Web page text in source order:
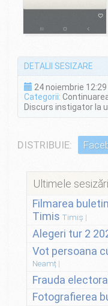
DETALII SESIZARE
24 noiembrie 12:29
Categorii:
Discurs instigator la
DISTRIBUIE:
Ultimele sesizări
Filmarea
Timis Timiș
Alegeri tur 2
Vot persoana
Neamț
Frauda
Fotografierea